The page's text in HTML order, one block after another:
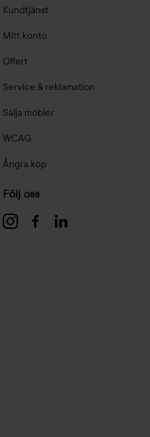
Kundtjänst
Mitt konto
Offert
Service & reklamation
Sälja möbler
WCAG
Ångra köp
Följ oss